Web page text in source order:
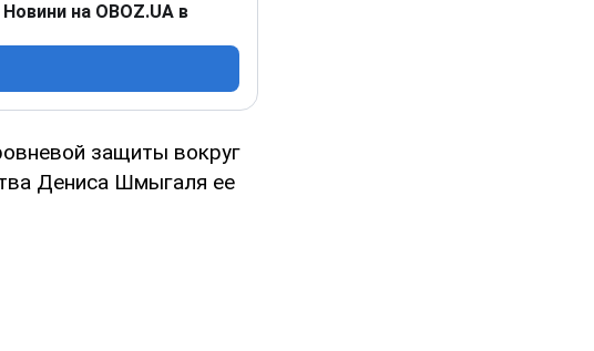
на OBOZ.UA в
защиты вокруг
Дениса Шмыгаля ее